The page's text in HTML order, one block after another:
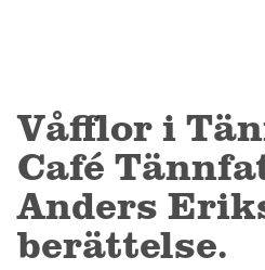
Våfflor i
Café
Anders
berättelse.